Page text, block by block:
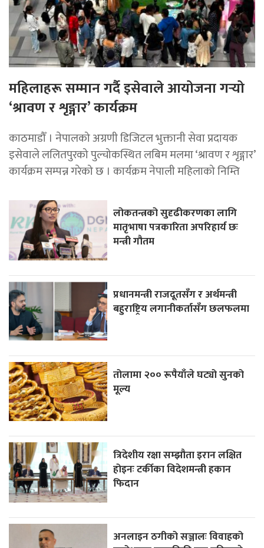
महिलाहरू सम्मान गर्दै इसेवाले आयोजना गर्‍यो
‘श्रावण र शृङ्गार’ कार्यक्रम
काठमाडौँ । नेपालको अग्रणी डिजिटल भुक्तानी सेवा प्रदायक
इसेवाले ललितपुरको पुल्चोकस्थित लबिम मलमा ‘श्रावण र शृङ्गार’
कार्यक्रम सम्पन्न गरेको छ । कार्यक्रम नेपाली महिलाको निम्ति
लोकतन्त्रको सुदृढीकरणका लागि
मातृभाषा पत्रकारिता अपरिहार्य छः
मन्त्री गौतम
प्रधानमन्त्री राजदूतसँग र अर्थमन्त्री
बहुराष्ट्रिय लगानीकर्तासँग छलफलमा
तोलामा २०० रूपैयाँले घट्यो सुनको
मूल्य
त्रिदेशीय रक्षा सम्झौता इरान लक्षित
होइनः टर्कीका विदेशमन्त्री हकान
फिदान
अनलाइन ठगीको सञ्जालः विवाहको